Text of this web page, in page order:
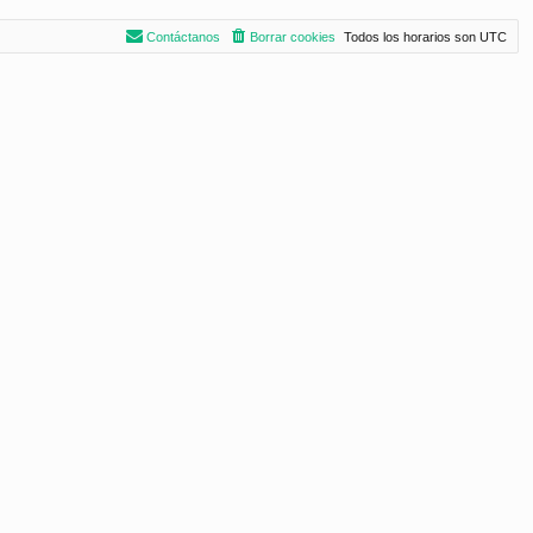
Todos los horarios son UTC
Borrar cookies
Contáctanos